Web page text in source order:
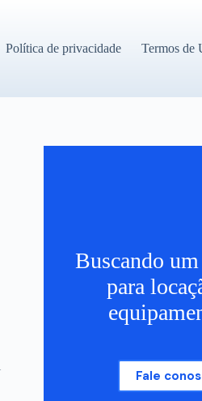
Política de privacidade Termos de
Buscando
para
Fale